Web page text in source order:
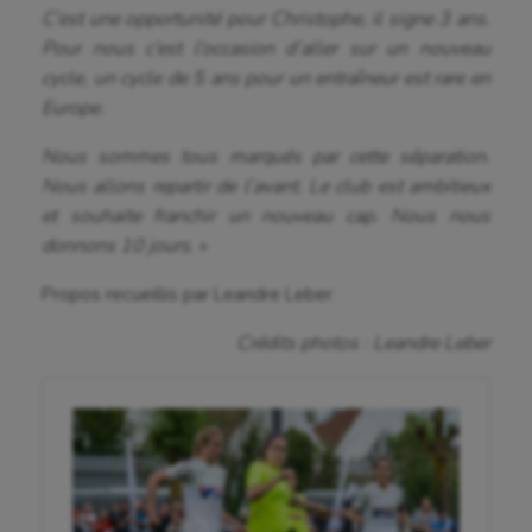
Cerf Volant
Cheerleading
Crossfit
Danse
Equitation
Fitness
Flag football
C’est une opportunité pour Christophe, il signe 3 ans.
Pour nous c’est l’occasion d’aller sur un nouveau
cycle, un cycle de 5 ans pour un entraîneur est rare en
Europe.
Nous sommes tous marqués par cette séparation.
Nous allons repartir de l’avant. Le club est ambitieux
et souhaite franchir un nouveau cap. Nous nous
donnons 10 jours.
Propos recueillis par Leandre Leber
Crédits photos : Leandre Leber